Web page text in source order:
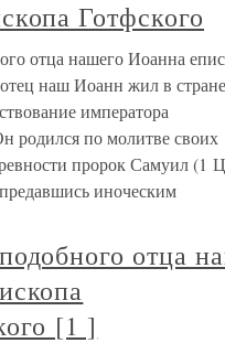
Готфского
отца нашего Иоанна
наш Иоанн жил в стране
императора
родился по молитве своих
пророк Самуил (1
иноческим
отца
[1 ]